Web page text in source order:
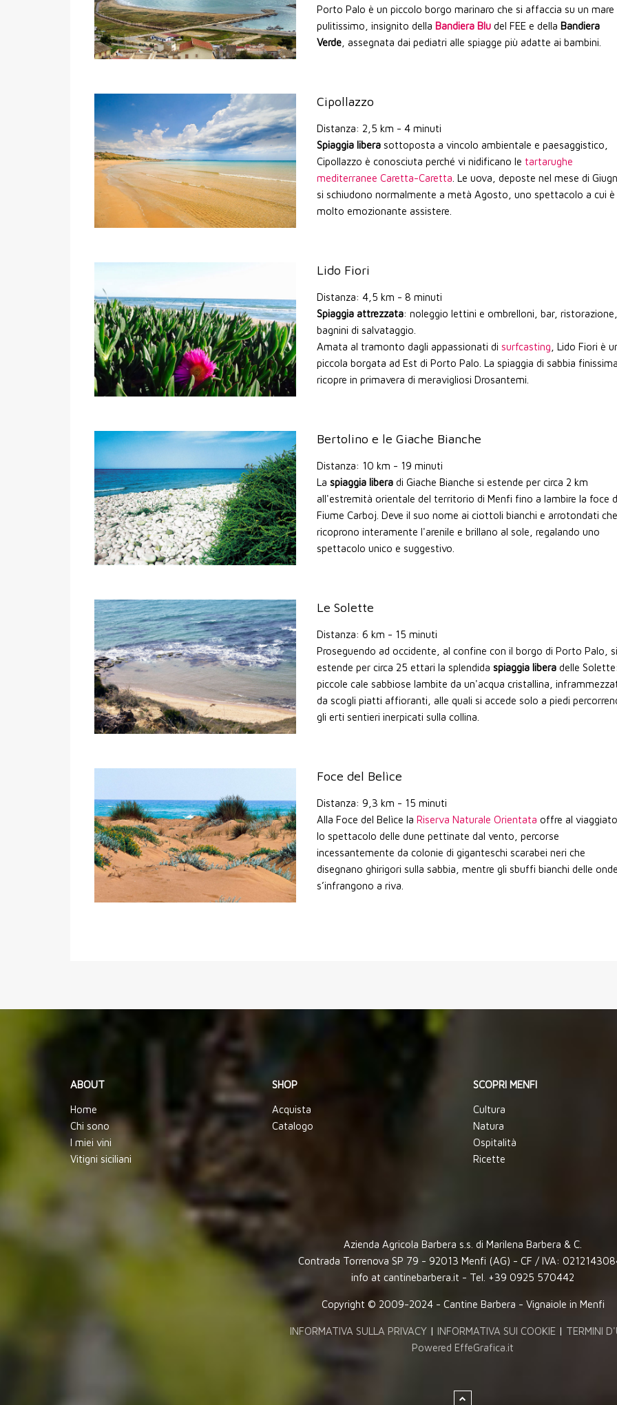
Porto Palo è un piccolo borgo marinaro che si affaccia su un mare
pulitissimo, insignito della Bandiera Blu del FEE e della Bandiera
Verde , assegnata dai pediatri alle spiagge più adatte ai bambini.
Cipollazzo
Distanza: 2,5 km - 4 minuti
Spiaggia libera sottoposta a vincolo ambientale e paesaggistico,
Cipollazzo è conosciuta perché vi nidificano le tartarughe
mediterranee Caretta-Caretta . Le uova, deposte nel mese di
si schiudono normalmente a metà Agosto, uno spettacolo a cui è
molto emozionante assistere.
Lido Fiori
Distanza: 4,5 km - 8 minuti
Spiaggia attrezzata: noleggio lettini e ombrelloni, bar, ristorazione,
bagnini di salvataggio.
Amata al tramonto dagli appassionati di surfcasting , Lido Fiori è
piccola borgata ad Est di Porto Palo. La spiaggia di sabbia
ricopre in primavera di meravigliosi Drosantemi.
Bertolino e le Giache Bianche
Distanza: 10 km - 19 minuti
La spiaggia libera di Giache Bianche si estende per circa 2 km
all'estremità orientale del territorio di Menfi fino a lambire la foce
Fiume Carboj. Deve il suo nome ai ciottoli bianchi e arrotondati che
ricoprono interamente l'arenile e brillano al sole, regalando uno
spettacolo unico e suggestivo.
Le Solette
Distanza: 6 km - 15 minuti
Proseguendo ad occidente, al confine con il borgo di Porto Palo, si
estende per circa 25 ettari la splendida spiaggia libera delle Solette:
piccole cale sabbiose lambite da un'acqua cristallina,
da scogli piatti affioranti, alle quali si accede solo a piedi
gli erti sentieri inerpicati sulla collina.
Foce del Belìce
Distanza: 9,3 km - 15 minuti
Alla Foce del Belìce la Riserva Naturale Orientata offre al
lo spettacolo delle dune pettinate dal vento, percorse
incessantemente da colonie di giganteschi scarabei neri che
disegnano ghirigori sulla sabbia, mentre gli sbuffi bianchi delle onde
s’infrangono a riva.
ABOUT
Home
Chi sono
I miei vini
Vitigni siciliani
SHOP
Acquista
Catalogo
SCOPRI MENFI
Cultura
Natura
Ospitalità
Ricette
Azienda Agricola Barbera s.s. di Marilena Barbera & C.
Contrada Torrenova SP 79 - 92013 Menfi (AG) - CF / IVA:
info at cantinebarbera.it - Tel. +39 0925 570442
Copyright © 2009-2024 - Cantine Barbera - Vignaiole in Menfi
INFORMATIVA SULLA PRIVACY | INFORMATIVA SUI COOKIE | TERMINI
Powered EffeGrafica.it